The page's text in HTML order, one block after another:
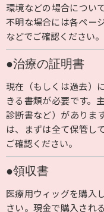
環境などの場合につい
不明な場合には各ペー
などでご確認ください。
●治療の証明書
現在（もしくは過去）
きる書類が必要です。
診断書など）がありま
は、まずは全て保管し
ご確認ください。
●領収書
医療用ウィッグを購入
さい。現金で購入され